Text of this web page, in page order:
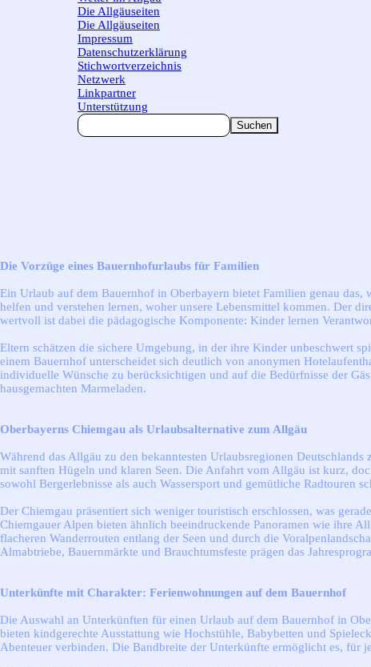
Die Allgäuseiten
Die Allgäuseiten
Impressum
Datenschutzerklärung
Stichwortverzeichnis
Netzwerk
Linkpartner
Unterstützung
Suchen
Die Vorzüge eines Bauernhofurlaubs für Familien
Ein Urlaub auf dem Bauernhof in Oberbayern bietet Familien genau
helfen und verstehen lernen, woher unsere Lebensmittel kommen. Der
wertvoll ist dabei die pädagogische Komponente: Kinder lernen
Eltern schätzen die sichere Umgebung, in der ihre Kinder unbeschwert
einem Bauernhof unterscheidet sich deutlich von anonymen
individuelle Wünsche zu berücksichtigen und auf die Bedürfnisse der
hausgemachten Marmeladen.
Oberbayerns Chiemgau als Urlaubsalternative zum Allgäu
Während das Allgäu zu den bekanntesten Urlaubsregionen
mit sanften Hügeln und klaren Seen. Die Anfahrt vom Allgäu ist kurz,
sowohl Bergerlebnisse als auch Wassersport und gemütliche Radtouren
Der Chiemgau präsentiert sich weniger touristisch erschlossen, was
Chiemgauer Alpen bieten ähnlich beeindruckende Panoramen wie ihre
flacheren Wanderrouten entlang der Seen und durch die
Almabtriebe, Bauernmärkte und Brauchtumsfeste prägen das
Unterkünfte mit Charakter: Ferienwohnungen auf dem Bauernhof
Die Auswahl an Unterkünften für einen Urlaub auf dem Bauernhof in
bieten kindgerechte Ausstattung wie Hochstühle, Babybetten und
Abenteuer verbinden. Die Bandbreite der Unterkünfte ermöglicht es, für